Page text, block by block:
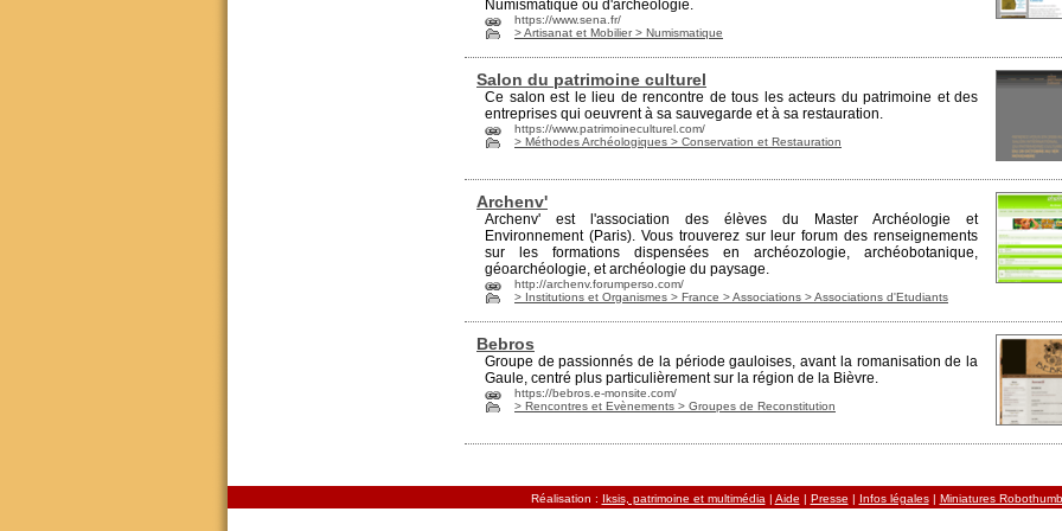
Numismatique ou d'archéologie.
https://www.sena.fr/
> Artisanat et Mobilier > Numismatique
Salon du patrimoine culturel
Ce salon est le lieu de rencontre de tous les acteurs du patrimoine et des
entreprises qui oeuvrent à sa sauvegarde et à sa restauration.
https://www.patrimoineculturel.com/
> Méthodes Archéologiques > Conservation et Restauration
Archenv'
Archenv' est l'association des élèves du Master Archéologie et
Environnement (Paris). Vous trouverez sur leur forum des renseignements
sur les formations dispensées en archéozologie, archéobotanique,
géoarchéologie, et archéologie du paysage.
http://archenv.forumperso.com/
> Institutions et Organismes > France > Associations > Associations d'Etudiants
Bebros
Groupe de passionnés de la période gauloises, avant la romanisation de la
Gaule, centré plus particulièrement sur la région de la Bièvre.
https://bebros.e-monsite.com/
> Rencontres et Evènements > Groupes de Reconstitution
Réalisation : Iksis, patrimoine et multimédia | Aide | Presse | Infos légales| Miniatures Robothumb